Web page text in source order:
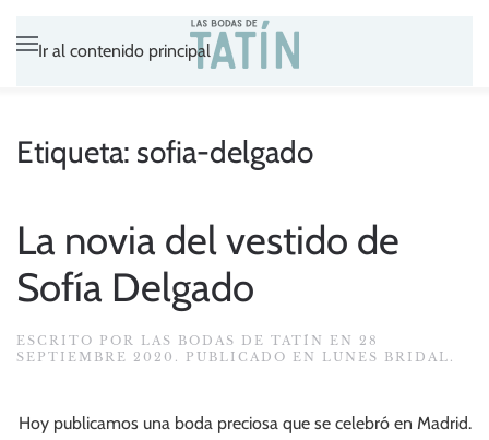
Ir al contenido principal
Etiqueta: sofia-delgado
La novia del vestido de
Sofía Delgado
ESCRITO POR LAS BODAS DE TATÍN EN 28
SEPTIEMBRE 2020 . PUBLICADO EN LUNES BRIDAL .
Hoy publicamos una boda preciosa que se celebró en Madrid.